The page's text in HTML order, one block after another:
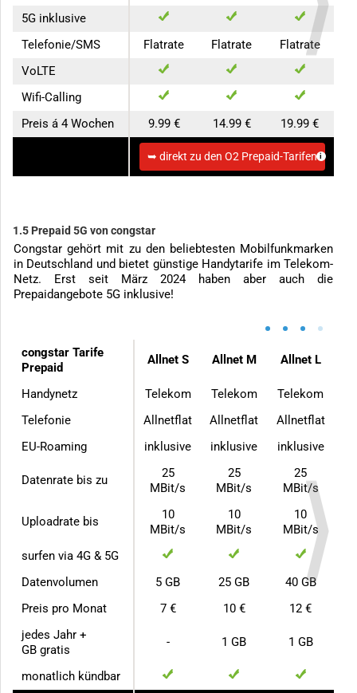
5G inklusive
Telefonie/SMS
Flatrate Flatrate
Flatrate
VoLTE
Wifi-Calling
Preis á 4 Wochen
9.99 € 14.99 € 19.99 €
➥ direkt zu den O2 Prepaid-Tarifen
1.5 Prepaid 5G von congstar
Congstar gehört mit zu den beliebtesten Mobilfunkmarken
in Deutschland und bietet günstige Handytarife im Telekom-
Netz. Erst seit März 2024 haben aber auch die
Prepaidangebote 5G inklusive!
• • • •
congstar Tarife
Prepaid
Allnet S Allnet M Allnet L
Handynetz Telekom Telekom
Telekom
Telefonie
Allnetflat Allnetflat
Allnetflat
EU-Roaming
inklusive inklusive inklusive
Datenrate bis zu
25
MBit/s
25
MBit/s
25
MBit/s
Uploadrate bis
10
MBit/s
10
MBit/s
10
MBit/s
surfen via 4G & 5G
Datenvolumen
5 GB 25 GB
40 GB
Preis pro Monat
7 € 10 €
12 €
jedes Jahr +
GB gratis
- 1 GB 1 GB
monatlich kündbar